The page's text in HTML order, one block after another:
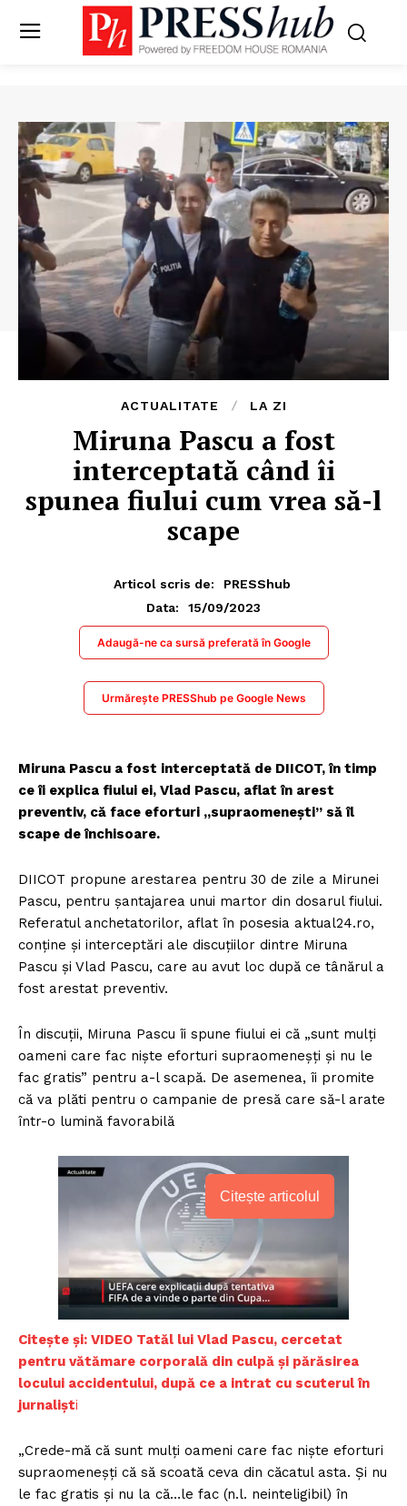
ACTUALITATE LA ZI
Miruna Pascu a fost
interceptată când îi
spunea fiului cum vrea să-l
scape
Articol scris de:
PRESShub
Data:
15/09/2023
Adaugă-ne ca sursă preferată în Google
Urmărește PRESShub pe Google News
Miruna Pascu a fost interceptată de DIICOT, în timp
ce îi explica fiului ei, Vlad Pascu, aflat în arest
preventiv, că face eforturi „supraomenești” să îl
scape de închisoare.
DIICOT propune arestarea pentru 30 de zile a Mirunei
Pascu, pentru șantajarea unui martor din dosarul fiului.
Referatul anchetatorilor, aflat în posesia aktual24.ro,
conține și interceptări ale discuțiilor dintre Miruna
Pascu și Vlad Pascu, care au avut loc după ce tânărul a
fost arestat preventiv.
În discuții, Miruna Pascu îi spune fiului ei că „sunt mulți
oameni care fac niște eforturi supraomeneșți și nu le
fac gratis” pentru a-l scapă. De asemenea, îi promite
că va plăti pentru o campanie de presă care să-l arate
într-o lumină favorabilă
Citește articolul
Citește și: VIDEO Tatăl lui Vlad Pascu, cercetat
pentru vătămare corporală din culpă și părăsirea
locului accidentului, după ce a intrat cu scuterul în
jurnaliști
„Crede-mă că sunt mulți oameni care fac niște eforturi
supraomeneșți că să scoată ceva din căcatul asta. Și nu
le fac gratis și nu la că…le fac (n.l. neinteligibil) în